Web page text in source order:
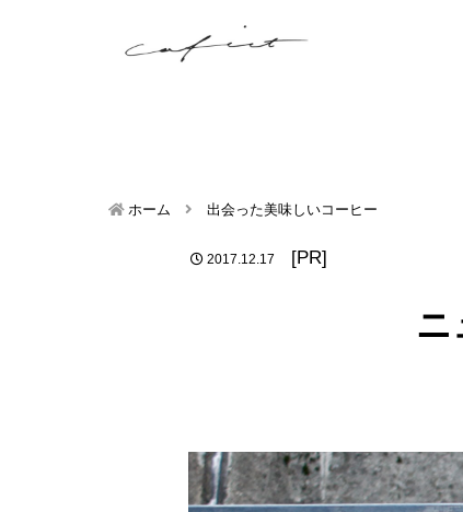
ホーム 出会った美味しいコーヒー
2017.12.17 [PR]
ニ